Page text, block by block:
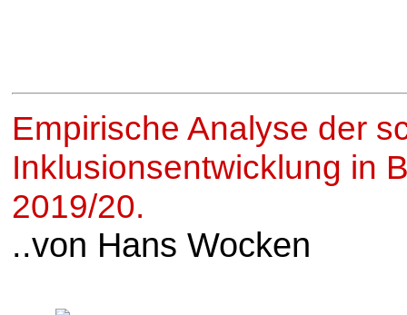
Empirische Analyse der
Inklusionsentwicklung in
2019/20.
..von Hans Wocken